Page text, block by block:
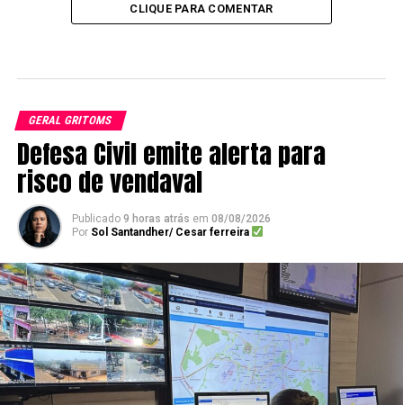
CLIQUE PARA COMENTAR
GERAL GRITOMS
Defesa Civil emite alerta para
risco de vendaval
Publicado 9 horas atrás em 08/08/2026
Por Sol Santandher/ Cesar ferreira